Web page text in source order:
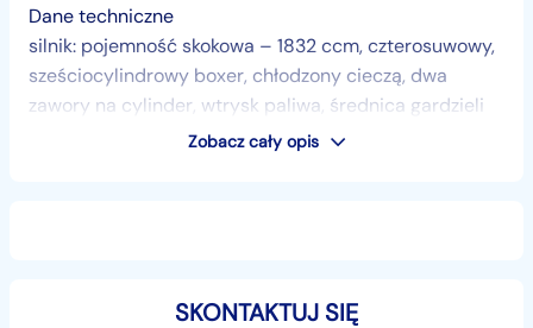
Dane techniczne
silnik: pojemność skokowa – 1832 ccm, czterosuwowy,
sześciocylindrowy boxer, chłodzony cieczą, dwa
zawory na cylinder, wtrysk paliwa, średnica gardzieli
40 mm, system dopalania spalin, rozrząd ohc,
przeniesienie napędu: wał Kardana,
Zobacz cały opis
SKONTAKTUJ SIĘ